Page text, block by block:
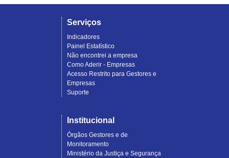
Serviços
Indicadores
Painel Estatístico
Não encontrei a empresa
Como Aderir - Empresas
Acesso Restrito para Gestores e
Empresas
Suporte
Institucional
Órgãos Gestores e de
Monitoramento
Ministério da Justiça e Segurança